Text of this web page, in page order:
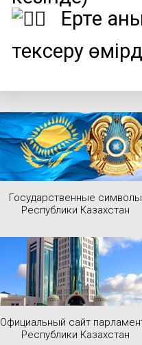
Ерте
тексеру
Государственные символы
Республики Казахстан
Официальный сайт
Республики Казахстан